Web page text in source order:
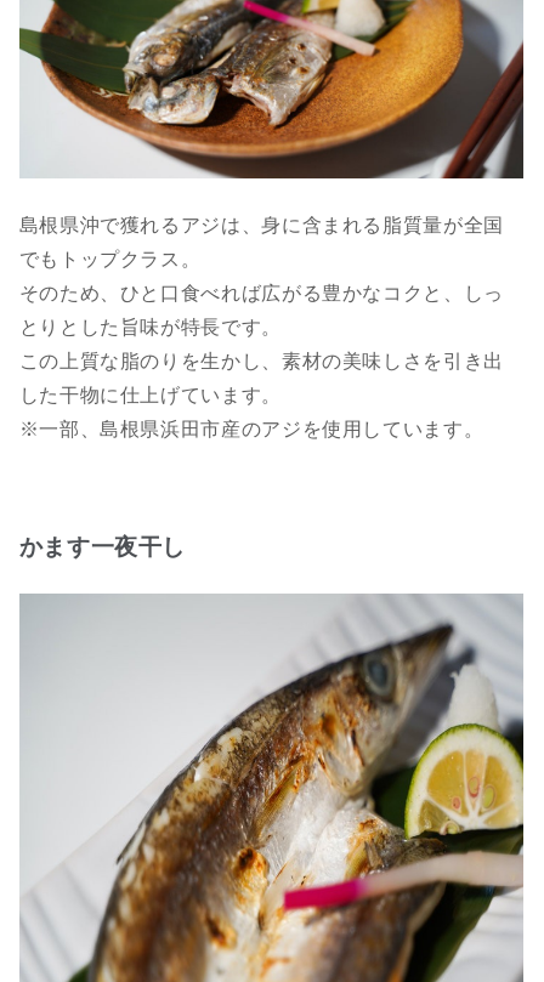
島根県沖で獲れるアジは、身に含まれる脂質量が全国
でもトップクラス。
そのため、ひと口食べれば広がる豊かなコクと、しっ
とりとした旨味が特長です。
この上質な脂のりを生かし、素材の美味しさを引き出
した干物に仕上げています。
※一部、島根県浜田市産のアジを使用しています。
かます一夜干し